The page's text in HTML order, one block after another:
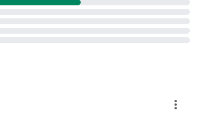
more_vert